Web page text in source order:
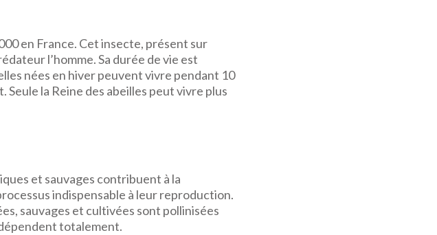
en France. Cet insecte, présent sur
l’homme. Sa durée de vie est
nées en hiver peuvent vivre pendant 10
Seule la Reine des abeilles peut vivre plus
et sauvages contribuent à la
indispensable à leur reproduction.
sauvages et cultivées sont pollinisées
totalement.